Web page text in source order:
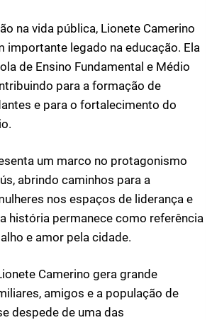
na vida pública, Lionete Camerino
importante legado na educação. Ela
de Ensino Fundamental e Médio
para a formação de
e para o fortalecimento do
um marco no protagonismo
abrindo caminhos para a
nos espaços de liderança e
história permanece como referência
e amor pela cidade.
Camerino gera grande
amigos e a população de
despede de uma das